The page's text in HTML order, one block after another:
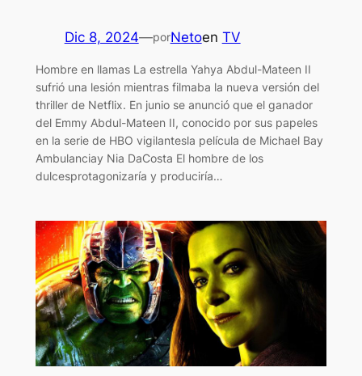
Dic 8, 2024—porNetoen TV
Hombre en llamas La estrella Yahya Abdul-Mateen II
sufrió una lesión mientras filmaba la nueva versión del
thriller de Netflix. En junio se anunció que el ganador
del Emmy Abdul-Mateen II, conocido por sus papeles
en la serie de HBO vigilantesla película de Michael Bay
Ambulanciay Nia DaCosta El hombre de los
dulcesprotagonizaría y produciría…